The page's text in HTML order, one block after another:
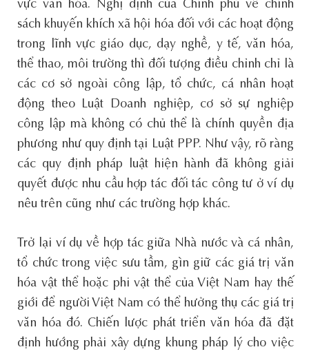
vực văn hóa. Nghị định của Chính phủ về chính
sách khuyến khích xã hội hóa đối với các hoạt động
trong lĩnh vực giáo dục, dạy nghề, y tế, văn hóa,
thể thao, môi trường thì đối tượng điều chỉnh chỉ là
các cơ sở ngoài công lập, tổ chức, cá nhân hoạt
động theo Luật Doanh nghiệp, cơ sở sự nghiệp
công lập mà không có chủ thể là chính quyền địa
phương như quy định tại Luật PPP. Như vậy, rõ ràng
các quy định pháp luật hiện hành đã không giải
quyết được nhu cầu hợp tác đối tác công tư ở ví dụ
nêu trên cũng như các trường hợp khác.
Trở lại ví dụ về hợp tác giữa Nhà nước và cá nhân,
tổ chức trong việc sưu tầm, gìn giữ các giá trị văn
hóa vật thể hoặc phi vật thể của Việt Nam hay thế
giới để người Việt Nam có thể hưởng thụ các giá trị
văn hóa đó. Chiến lược phát triển văn hóa đã đặt
định hướng phải xây dựng khung pháp lý cho việc